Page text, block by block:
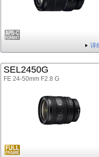
详
SEL2450G
FE 24-50mm F2.8 G